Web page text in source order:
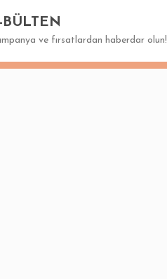
BÜLTEN
ve fırsatlardan haberdar olun!